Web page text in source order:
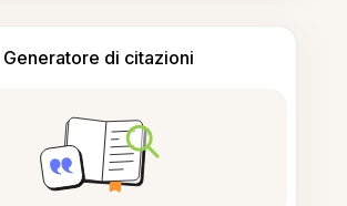
Generatore di citazioni